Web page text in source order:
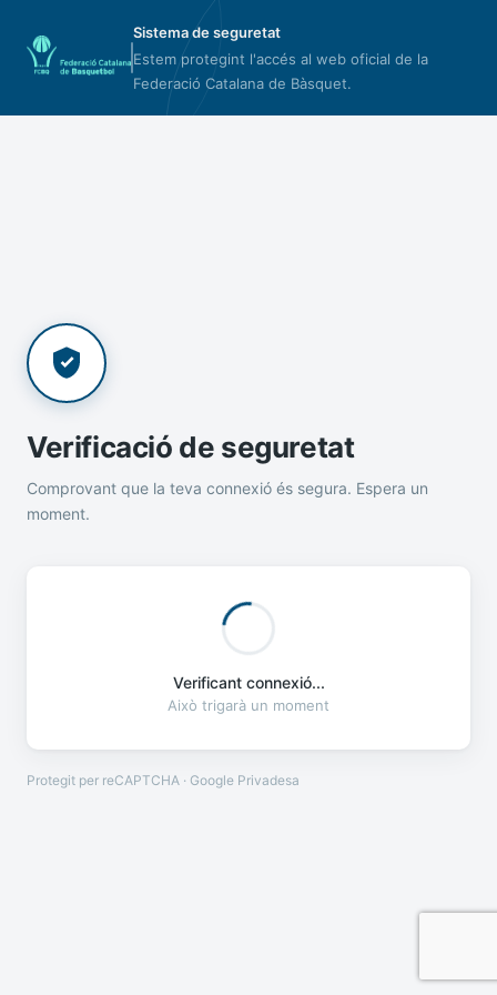
Sistema de seguretat
Estem protegint l'accés al web oficial de la
Federació Catalana de Bàsquet.
Verificació de seguretat
Comprovant que la teva connexió és segura. Espera un
moment.
Verificant connexió...
Això trigarà un moment
Protegit per reCAPTCHA · Google Privadesa